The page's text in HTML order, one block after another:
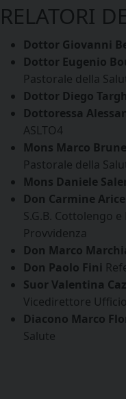
RELATORI
Dottor Giovanni
Dottor Eugenio
Pastorale della
Dottor Diego
Dottoressa
ASLTO4
Mons Marco
Pastorale della
Mons Daniele
Don Carmine Arice
S.G.B. Cottolengo
Provvidenza
Don Marco
Don Paolo Fini
Suor Valentina
Vicedirettore
Diacono Marco
Salute